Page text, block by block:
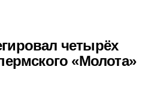
четырёх
«Молота»